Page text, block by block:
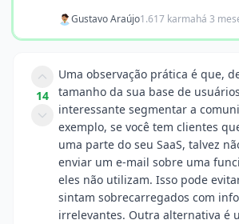
Gustavo Araújo1.617 karmahá 3
14
Uma observação prática é que,
tamanho da sua base de
interessante segmentar a
exemplo, se você tem clientes
uma parte do seu SaaS, talvez
enviar um e-mail sobre uma
eles não utilizam. Isso pode
sintam sobrecarregados com
irrelevantes. Outra alternativa é